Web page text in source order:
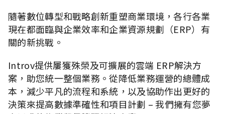
隨著數位轉型和戰略創新重塑商業環境，各行各業
現在都面臨與企業效率和企業資源規劃（ERP）有
關的新挑戰。
Introv提供屢獲殊榮及可擴展的雲端 ERP解決方
案，助您統一整個業務。從降低業務運營的總體成
本，減少平凡的流程和系統，以及協助作出更好的
決策來提高數據準確性和項目計劃 – 我們擁有您夢